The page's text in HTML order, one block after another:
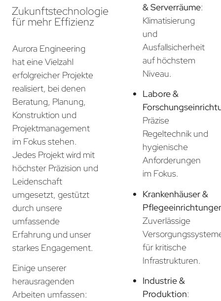
Zukunftstechnologie
für mehr Effizienz
Aurora Engineering
hat eine Vielzahl
erfolgreicher Projekte
realisiert, bei denen
Beratung, Planung,
Konstruktion und
Projektmanagement
im Fokus stehen.
Jedes Projekt wird mit
höchster Präzision und
Leidenschaft
umgesetzt, gestützt
durch unsere
umfassende
Erfahrung und unser
starkes Engagement.
Einige unserer
herausragenden
Arbeiten umfassen:
& Serverräume:
Klimatisierung
und
Ausfallsicherheit
auf höchstem
Niveau.
Labore &
Präzise
Regeltechnik und
hygienische
Anforderungen
im Fokus.
Krankenhäuser &
Zuverlässige
für kritische
Infrastrukturen.
Industrie &
Produktion: